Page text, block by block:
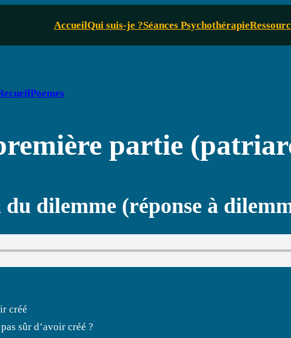
AccueilQui suis-je ?Séances Psychothérapie
partie
du dilemme (réponse à
créé
sûr d’avoir créé ?